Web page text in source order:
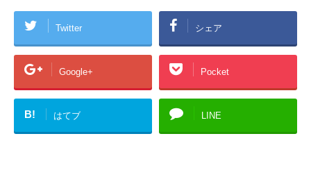
Twitter シェア
Google+ Pocket
B! はてブ LINE